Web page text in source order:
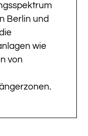
Berlin und
wie
von